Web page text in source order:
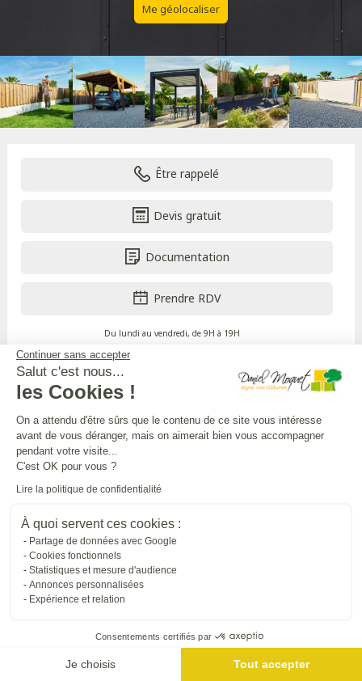
Continuer sans accepter
Salut c'est nous...
les Cookies !
On a attendu d'être sûrs que le contenu de ce site vous intéresse
avant de vous déranger, mais on aimerait bien vous accompagner
pendant votre visite...
C'est OK pour vous ?
Lire la politique de confidentialité
À quoi servent ces cookies :
Partage de données avec Google
Cookies fonctionnels
Statistiques et mesure d'audience
Annonces personnalisées
Expérience et relation
Consentements certifiés par
Je choisis Tout accepter
Me géolocaliser
Être rappelé
Devis gratuit
Documentation
Prendre RDV
Du lundi au vendredi, de 9H à 19H
APPEL GRATUIT DEPUIS UN POSTE FIXE
DANIEL MOQUET CLÔTURES
L'UNIVERS DANIEL MOQUET
Tous nos sites internet